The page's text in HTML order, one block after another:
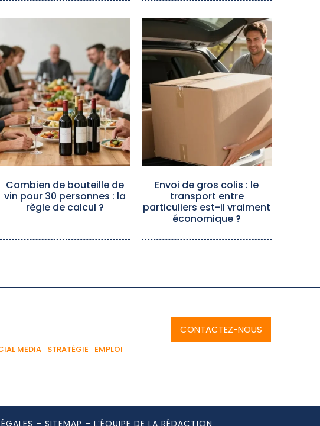
Combien de bouteille de
vin pour 30 personnes : la
règle de calcul ?
Envoi de gros colis : le
transport entre
particuliers est-il vraiment
économique ?
MEDIA STRATÉGIE EMPLOI
CONTACTEZ-NOUS
– SITEMAP – L’ÉQUIPE DE LA RÉDACTION